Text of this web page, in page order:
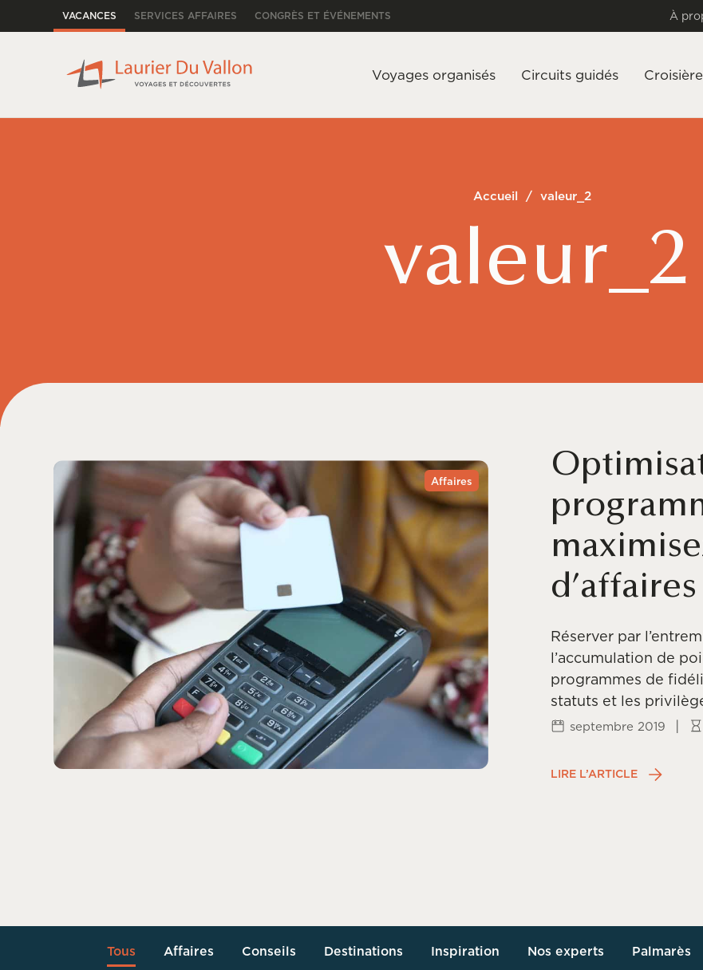
VACANCES SERVICES AFFAIRES CONGRÈS ET ÉVÉNEMENTS À
Voyages organisés Circuits guidés
Accueil / valeur_2
valeur_2
Affaires
d’affaires
Réserver par
l’accumulation de
programmes de
statuts et les
septembre 2019 |
LIRE L’ARTICLE
Tous Affaires Conseils Destinations Inspiration Nos experts Palmarès